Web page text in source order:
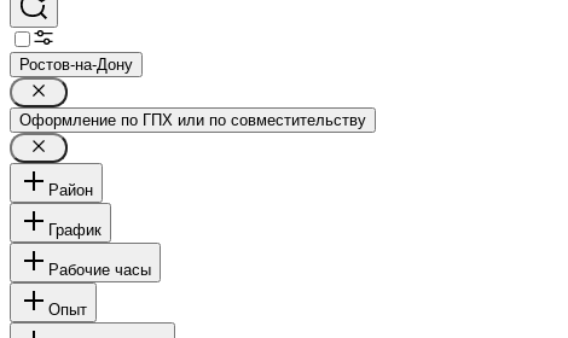
Ростов-на-Дону
Оформление по ГПХ или по совместительству
Район
График
Рабочие часы
Опыт